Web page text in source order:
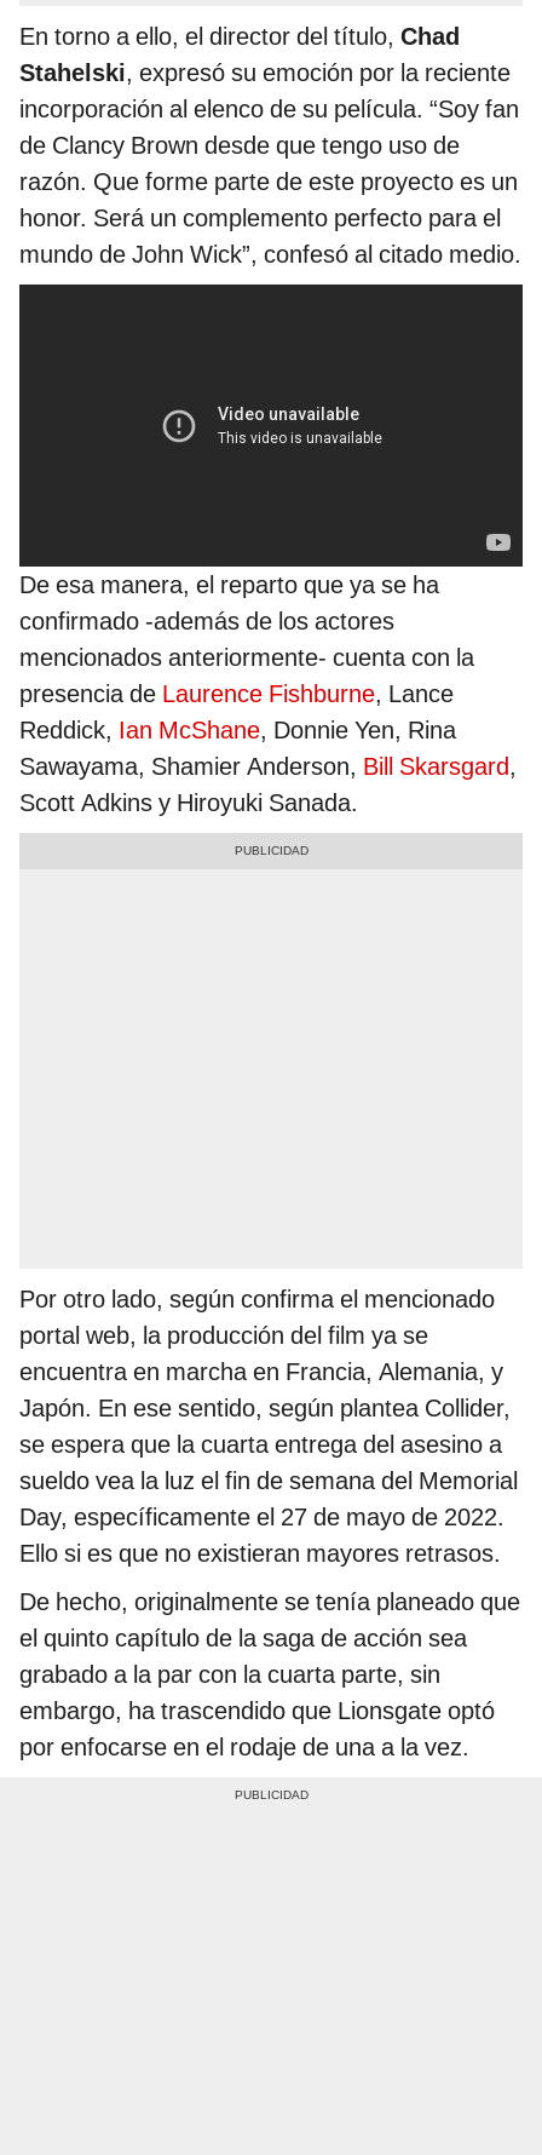
En torno a ello, el director del título, Chad
Stahelski, expresó su emoción por la reciente
incorporación al elenco de su película. “Soy fan
de Clancy Brown desde que tengo uso de
razón. Que forme parte de este proyecto es un
honor. Será un complemento perfecto para el
mundo de John Wick”, confesó al citado medio.
De esa manera, el reparto que ya se ha
confirmado -además de los actores
mencionados anteriormente- cuenta con la
presencia de Laurence Fishburne, Lance
Reddick, Ian McShane, Donnie Yen, Rina
Sawayama, Shamier Anderson, Bill Skarsgard,
Scott Adkins y Hiroyuki Sanada.
Por otro lado, según confirma el mencionado
portal web, la producción del film ya se
encuentra en marcha en Francia, Alemania, y
Japón. En ese sentido, según plantea Collider,
se espera que la cuarta entrega del asesino a
sueldo vea la luz el fin de semana del Memorial
Day, específicamente el 27 de mayo de 2022.
Ello si es que no existieran mayores retrasos.
De hecho, originalmente se tenía planeado que
el quinto capítulo de la saga de acción sea
grabado a la par con la cuarta parte, sin
embargo, ha trascendido que Lionsgate optó
por enfocarse en el rodaje de una a la vez.